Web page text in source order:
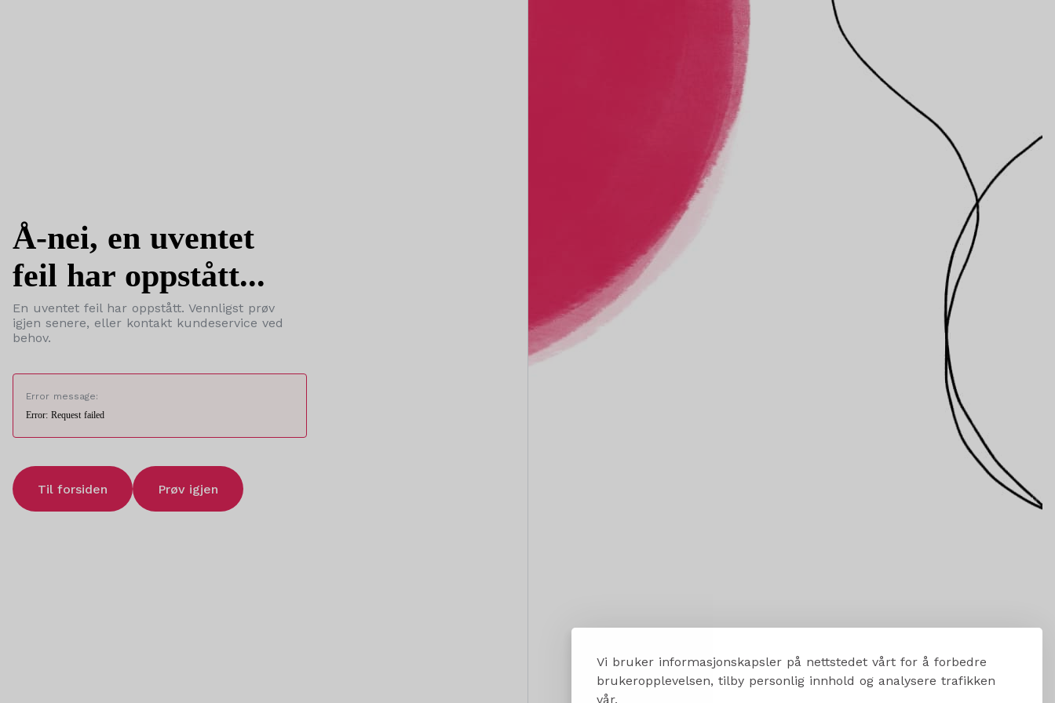
Vi bruker informasjonskapsler på nettstedet vårt for å forbedre
brukeropplevelsen, tilby personlig innhold og analysere trafikken
vår.
Å-nei, en uventet
feil har oppstått...
En uventet feil har oppstått. Vennligst prøv
igjen senere, eller kontakt kundeservice ved
behov.
Error message:
Error: Request failed
Til forsiden Prøv igjen